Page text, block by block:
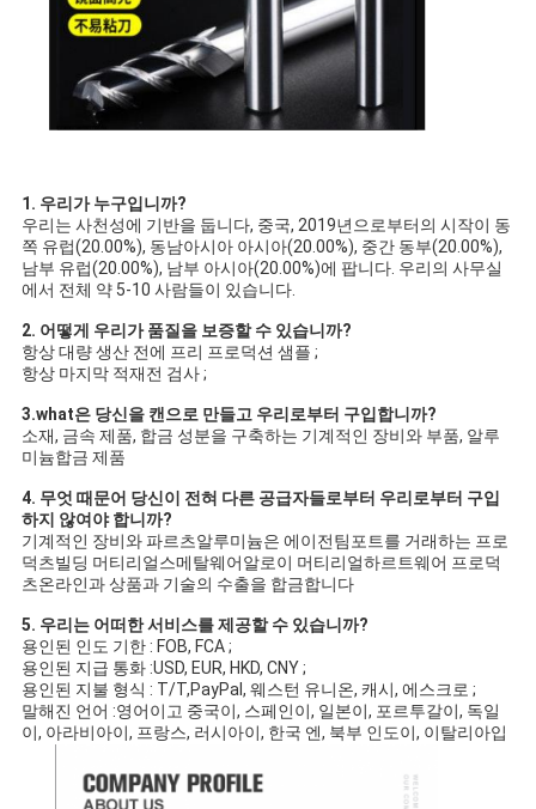
1. 우리가 누구입니까?
우리는 사천성에 기반을 둡니다, 중국, 2019년으로부터의 시작이 동
쪽 유럽(20.00%), 동남아시아 아시아(20.00%), 중간 동부(20.00%),
남부 유럽(20.00%), 남부 아시아(20.00%)에 팝니다. 우리의 사무실
에서 전체 약 5-10 사람들이 있습니다.
2. 어떻게 우리가 품질을 보증할 수 있습니까?
항상 대량 생산 전에 프리 프로덕션 샘플 ;
항상 마지막 적재전 검사 ;
3.what은 당신을 캔으로 만들고 우리로부터 구입합니까?
소재, 금속 제품, 합금 성분을 구축하는 기계적인 장비와 부품, 알루
미늄합금 제품
4. 무엇 때문어 당신이 전혀 다른 공급자들로부터 우리로부터 구입
하지 않여야 합니까?
기계적인 장비와 파르츠알루미늄은 에이전팀포트를 거래하는 프로
덕츠빌딩 머티리얼스메탈웨어알로이 머티리얼하르트웨어 프로덕
츠온라인과 상품과 기술의 수출을 합금합니다
5. 우리는 어떠한 서비스를 제공할 수 있습니까?
용인된 인도 기한 : FOB, FCA ;
용인된 지급 통화 :USD, EUR, HKD, CNY ;
용인된 지불 형식 : T/T,PayPal, 웨스턴 유니온, 캐시, 에스크로 ;
말해진 언어 :영어이고 중국이, 스페인이, 일본이, 포르투갈이, 독일
이, 아라비아이, 프랑스, 러시아이, 한국 엔, 북부 인도이, 이탈리아입